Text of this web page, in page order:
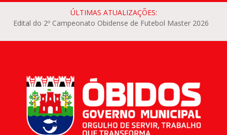
ÚLTIMAS ATUALIZAÇÕES:
Edital do 2º Campeonato Obidense de Futebol Master 2026